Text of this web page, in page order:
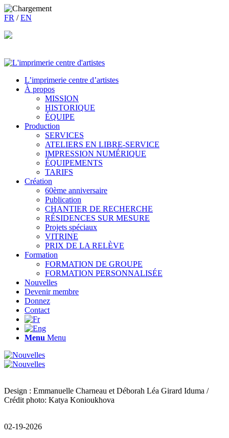
FR /EN
L’imprimerie centre d’artistes
À propos
MISSION
HISTORIQUE
ÉQUIPE
Production
SERVICES
ATELIERS EN LIBRE-SERVICE
IMPRESSION NUMÉRIQUE
ÉQUIPEMENTS
TARIFS
Création
60ème anniversaire
Publication
CHANTIER DE RECHERCHE
RÉSIDENCES SUR MESURE
Projets spéciaux
VITRINE
PRIX DE LA RELÈVE
Formation
FORMATION DE GROUPE
FORMATION PERSONNALISÉE
Nouvelles
Devenir membre
Donnez
Contact
Menu Menu
Design : Emmanuelle Charneau et Déborah Léa Girard Iduma /
Crédit photo: Katya Konioukhova
02-19-2026